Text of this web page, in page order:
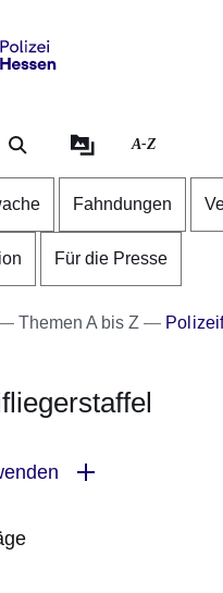
A-Z
Fahndungen
Für die Presse
Themen A bis Z